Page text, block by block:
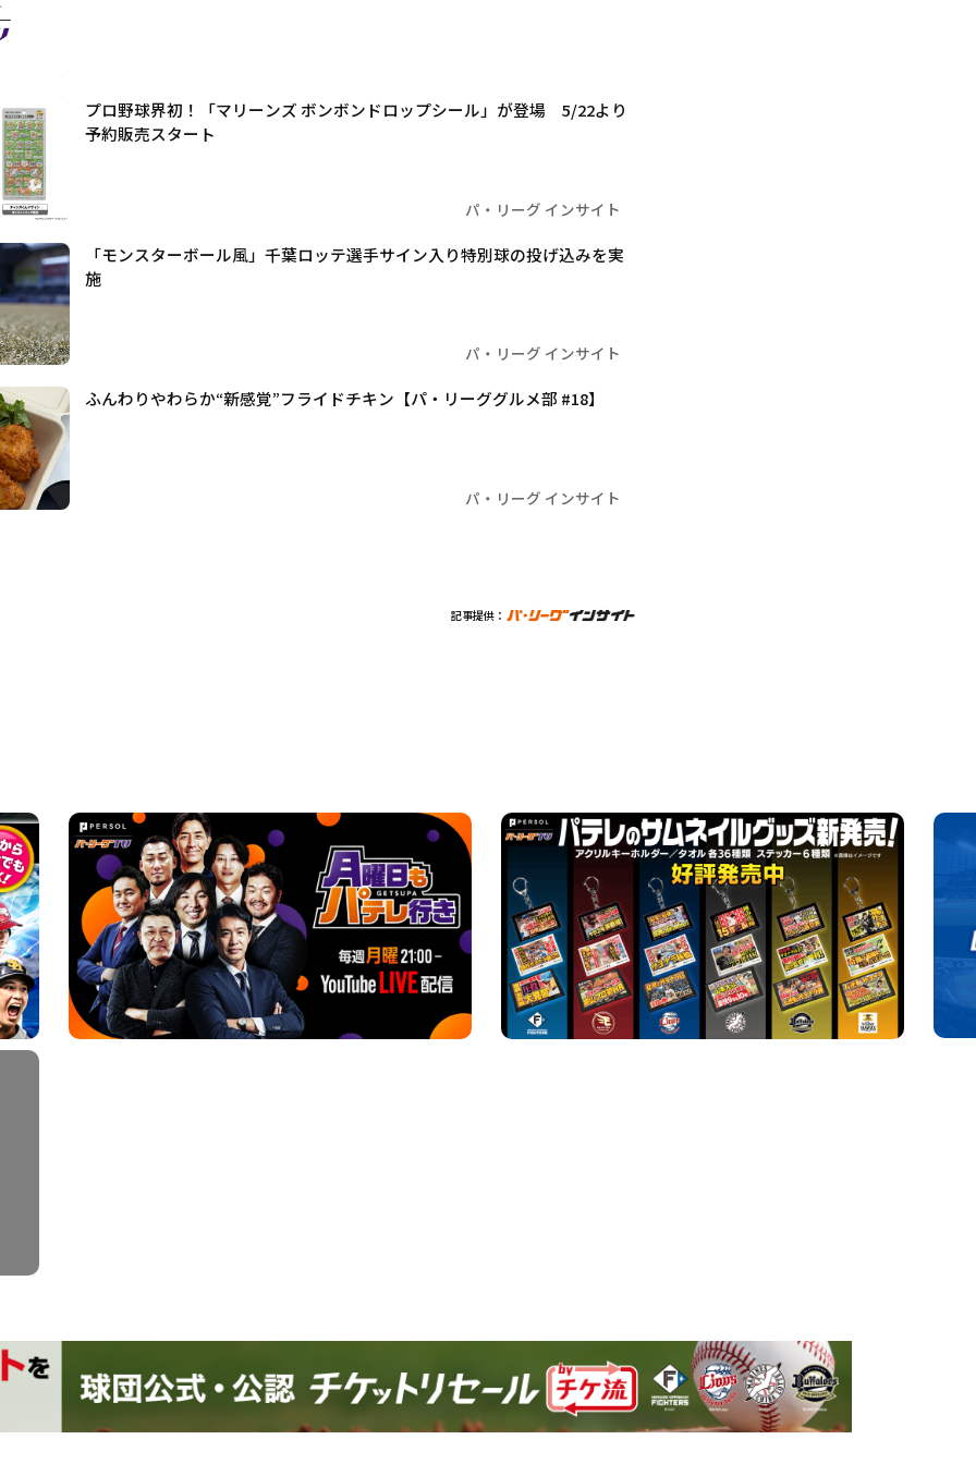
プロ野球界初！「マリーンズ ボンボンドロップシール」が登場 5/22より
予約販売スタート
パ・リーグ インサイト
「モンスターボール風」千葉ロッテ選手サイン入り特別球の投げ込みを実
施
パ・リーグ インサイト
ふんわりやわらか“新感覚”フライドチキン【パ・リーググルメ部 #18】
パ・リーグ インサイト
記事提供：